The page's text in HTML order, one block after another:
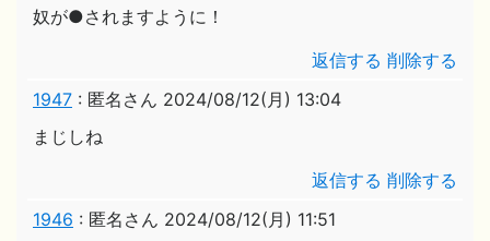
奴が●されますように！
返信する 削除する
1947 : 匿名さん 2024/08/12(月) 13:04
まじしね
返信する 削除する
1946 : 匿名さん 2024/08/12(月) 11:51